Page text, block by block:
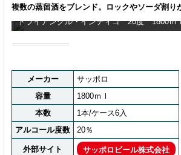
複数の蒸留酒をブレンド。ロックやソーダ割り
トライアングル・インディゴ 20度 1800ｍ
メーカー
サッポロ
容量
1800ｍｌ
本数
1本/ケース6入
アルコール度数
20％
外部サイト サッポロビール株式会社